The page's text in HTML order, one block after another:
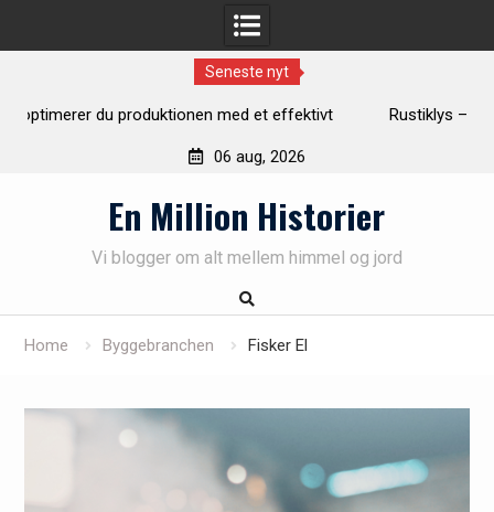
Seneste nyt
Rustiklys – skab varme og hygge i dit hjem med naturligt
06 aug, 2026
En Million Historier
Vi blogger om alt mellem himmel og jord
Home Byggebranchen Fisker El